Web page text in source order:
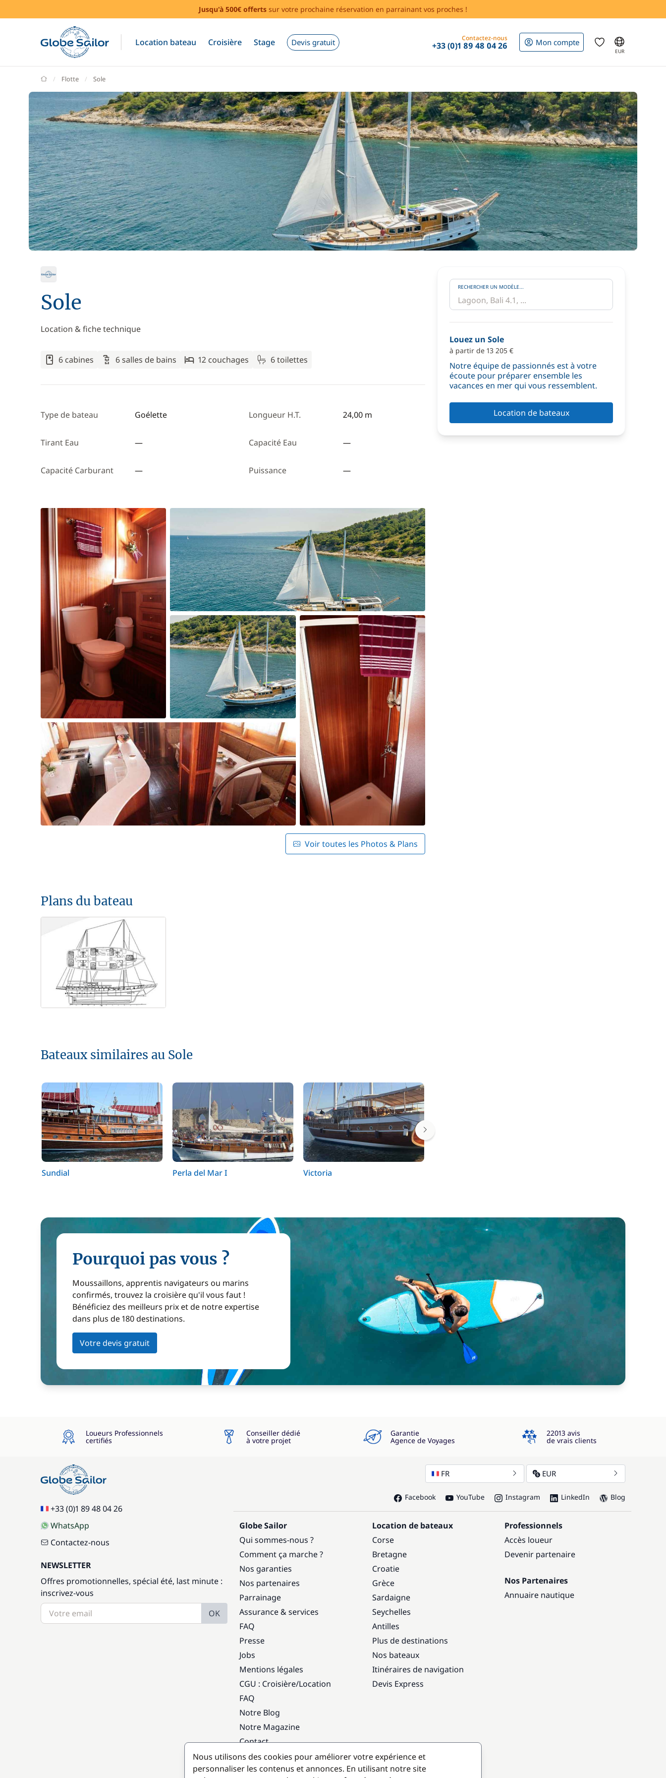
Jusqu'à 500€ offerts sur votre prochaine réservation en parrainant vos proches !
Location bateau Croisière Stage Devis gratuit Contactez-nous
+33 (0)1 89 48 04 26 Mon compte
EUR
GlobeSailor
Flotte Sole
Sole
Location & fiche technique
6 cabines 6 salles de bains 12 couchages 6 toilettes
Type de bateau Goélette Longueur H.T. 24,00 m
Tirant Eau — Capacité Eau —
Capacité Carburant — Puissance —
Voir toutes les Photos & Plans
Plans du bateau
Bateaux similaires au Sole
Sundial Perla del Mar I Victoria
RECHERCHER UN MODÈLE...
Louez un Sole
à partir de 13 205 €
Notre équipe de passionnés est à votre
écoute pour préparer ensemble les
vacances en mer qui vous ressemblent.
Location de bateaux
Pourquoi pas vous ?
Moussaillons, apprentis navigateurs ou marins
confirmés, trouvez la croisière qu'il vous faut !
Bénéficiez des meilleurs prix et de notre expertise
dans plus de 180 destinations.
Votre devis gratuit
Loueurs Professionnels
certifiés
Conseiller dédié
à votre projet
Garantie
Agence de Voyages
4.3
22013 avis
de vrais clients
+33 (0)1 89 48 04 26
WhatsApp
Contactez-nous
NEWSLETTER
Offres promotionnelles, spécial été, last minute :
inscrivez-vous
OK
FR EUR
Facebook YouTube Instagram LinkedIn Blog
Globe Sailor
Qui sommes-nous ?
Comment ça marche ?
Nos garanties
Nos partenaires
Parrainage
Assurance & services
FAQ
Presse
Jobs
Mentions légales
CGU : Croisière/Location
FAQ
Notre Blog
Notre Magazine
Contact
Location de bateaux
Corse
Bretagne
Croatie
Grèce
Sardaigne
Seychelles
Antilles
Plus de destinations
Nos bateaux
Itinéraires de navigation
Devis Express
Professionnels
Accès loueur
Devenir partenaire
Nos Partenaires
Annuaire nautique
Destinations populaires
Nous utilisons des cookies pour améliorer votre expérience et
personnaliser les contenus et annonces. En utilisant notre site